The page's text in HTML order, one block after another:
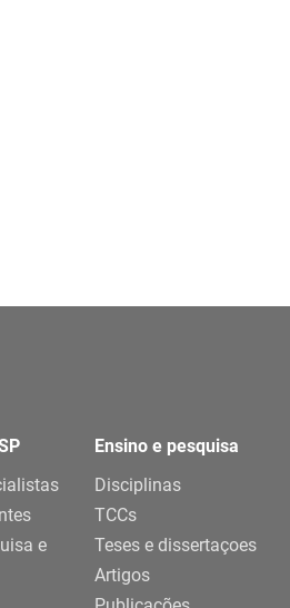
e
Ensino e pesquisa
Disciplinas
TCCs
Teses e dissertaçoes
Artigos